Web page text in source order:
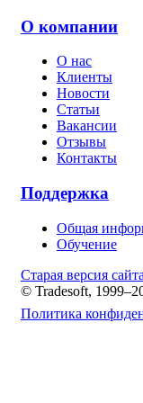
О компании
О нас
Клиенты
Новости
Статьи
Вакансии
Отзывы
Контакты
Поддержка
Общая
Обучение
Старая версия сайта
© Tradesoft,
Политика